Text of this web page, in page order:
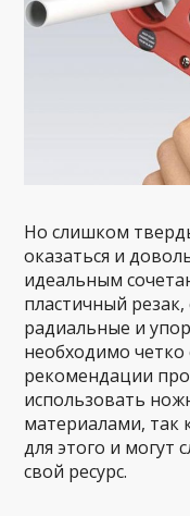
Но слишком
оказаться и
идеальным
пластичный
радиальные и
необходимо четко
рекомендации
использовать
материалами, так
для этого и могут
свой ресурс.